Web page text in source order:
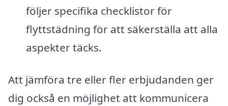
följer specifika checklistor för
flyttstädning för att säkerställa att alla
aspekter täcks.
Att jämföra tre eller fler erbjudanden ger
dig också en möjlighet att kommunicera